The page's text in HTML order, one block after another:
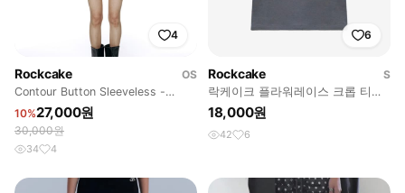
4
Rockcake
OS
Contour Button Sleeveless -
White
10%27,000원
30,000원
34 4
6
Rockcake
S
락케이크 플라워레이스 크롭 티셔
츠
18,000원
42 6